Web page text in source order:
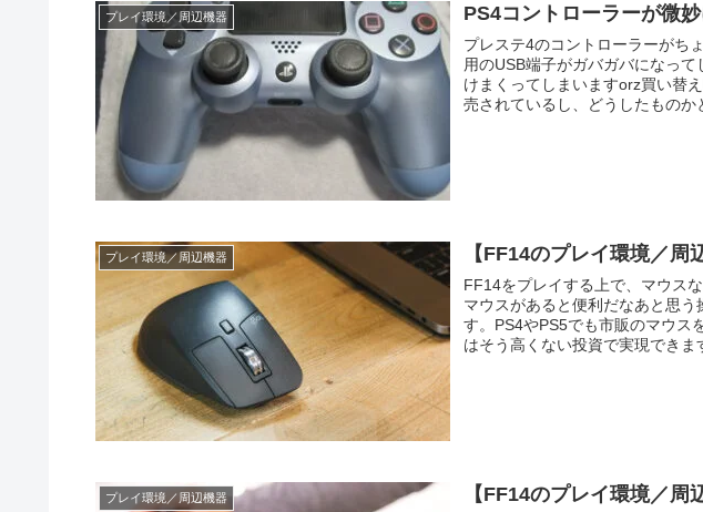
プレイ環境／周辺機器 PS4コントローラーが微
プレステ4のコントローラーがち
用のUSB端子がガバガバになっ
けまくってしまいますorz買い替
売されているし、どうしたものか
プレイ環境／周辺機器 【FF14のプレイ環境／周
FF14をプレイする上で、マウス
マウスがあると便利だなあと思
す。PS4やPS5でも市販のマウス
はそう高くない投資で実現できま
プレイ環境／周辺機器
【FF14のプレイ環境／